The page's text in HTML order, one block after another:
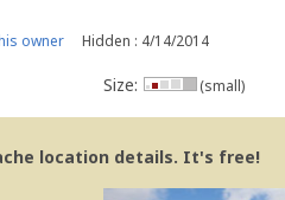
owner Hidden : 4/14/2014
Size: (small)
location details. It's free!